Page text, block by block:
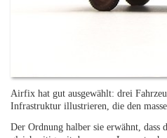
Airfix hat gut ausgewählt: drei
Infrastruktur illustrieren, die den
Der Ordnung halber sie erwähnt, dass